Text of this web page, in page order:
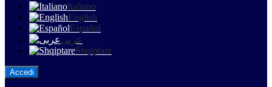
Italiano
English
Español
عربى
Shqiptare
Accedi